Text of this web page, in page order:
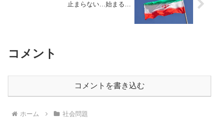
止まらない…始まる…
コメント
コメントを書き込む
ホーム 社会問題